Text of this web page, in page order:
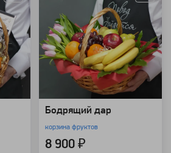
Бодрящий дар
корзина фруктов
8 900 ₽